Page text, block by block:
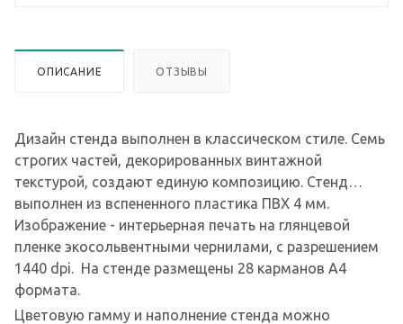
ОПИСАНИЕ ОТЗЫВЫ
Дизайн стенда выполнен в классическом стиле. Семь
строгих частей, декорированных винтажной
текстурой, создают единую композицию. Стенд
выполнен из вспененного пластика ПВХ 4 мм.
Изображение - интерьерная печать на глянцевой
пленке экосольвентными чернилами, с разрешением
1440 dpi. На стенде размещены 28 карманов А4
формата.
Цветовую гамму и наполнение стенда можно